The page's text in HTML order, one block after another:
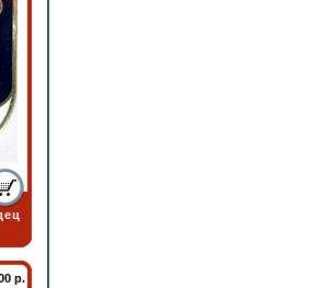
р.